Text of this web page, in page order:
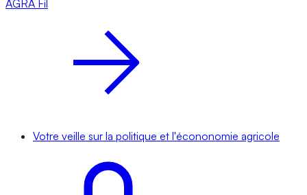
AGRA Fil
Votre veille sur la politique et l'écononomie agricole